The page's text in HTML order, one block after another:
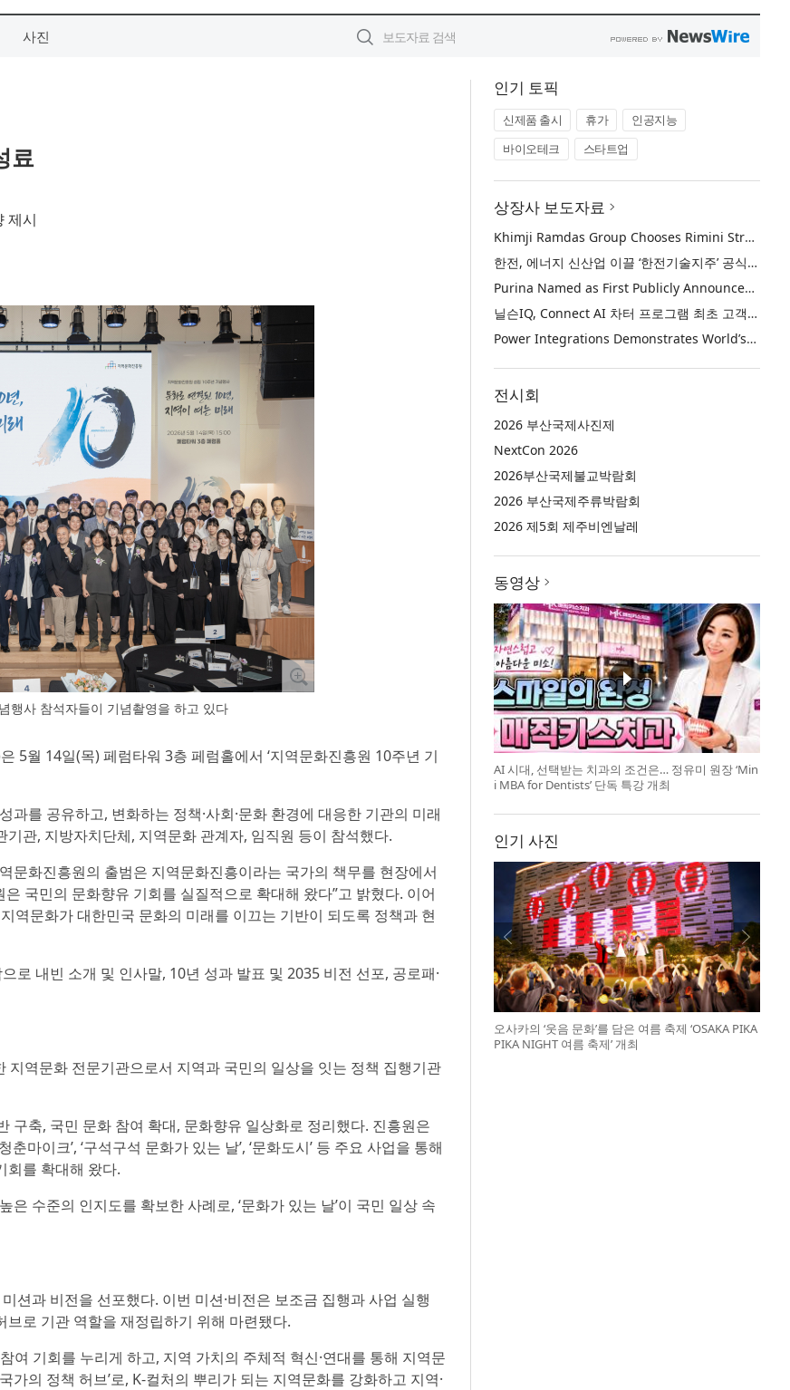
사진
료
제시
행사 참석자들이 기념촬영을 하고 있다
5월 14일(목) 페럼타워 3층 페럼홀에서 ‘지역문화진흥원 10주년 기
를 공유하고, 변화하는 정책·사회·문화 환경에 대응한 기관의 미래
관, 지방자치단체, 지역문화 관계자, 임직원 등이 참석했다.
문화진흥원의 출범은 지역문화진흥이라는 국가의 책무를 현장에서
국민의 문화향유 기회를 실질적으로 확대해 왔다”고 밝혔다. 이어
역문화가 대한민국 문화의 미래를 이끄는 기반이 되도록 정책과 현
로 내빈 소개 및 인사말, 10년 성과 발표 및 2035 비전 선포, 공로패·
지역문화 전문기관으로서 지역과 국민의 일상을 잇는 정책 집행기관
축, 국민 문화 참여 확대, 문화향유 일상화로 정리했다. 진흥원은
마이크’, ‘구석구석 문화가 있는 날’, ‘문화도시’ 등 주요 사업을 통해
회를 확대해 왔다.
은 수준의 인지도를 확보한 사례로, ‘문화가 있는 날’이 국민 일상 속
션과 비전을 선포했다. 이번 미션·비전은 보조금 집행과 사업 실행
로 기관 역할을 재정립하기 위해 마련됐다.
여 기회를 누리게 하고, 지역 가치의 주체적 혁신·연대를 통해 지역문
가의 정책 허브’로, K-컬처의 뿌리가 되는 지역문화를 강화하고 지역·
인기 토픽
신제품 출시 휴가
인공지능
바이오테크
스타트업
상장사 보도자료
Khimji Ramdas Group Chooses Rimini Street to Reduce SAP Support Costs, Protect 700+ Customizations and Reinvest Savings in Innovation
한전, 에너지 신산업 이끌 ‘한전기술지주’ 공식 출범
Purina Named as First Publicly Announced NIQ ConnectAI Charter Client
닐슨IQ, Connect AI 차터 프로그램 최초 고객사 ‘퓨리나’ 선정
Power Integrations Demonstrates World’s First 2200 V GaN Technology for Next-Era High-Voltage Power Systems
전시회
2026 부산국제사진제
NextCon 2026
2026부산국제불교박람회
2026 부산국제주류박람회
2026 제5회 제주비엔날레
동영상
AI 시대, 선택받는 치과의 조건은… 정유미 원장 ‘Min
i MBA for Dentists’ 단독 특강 개최
인기 사진
오사카의 ‘웃음 문화’를 담은 여름 축제 ‘OSAKA PIKA
PIKA NIGHT 여름 축제’ 개최